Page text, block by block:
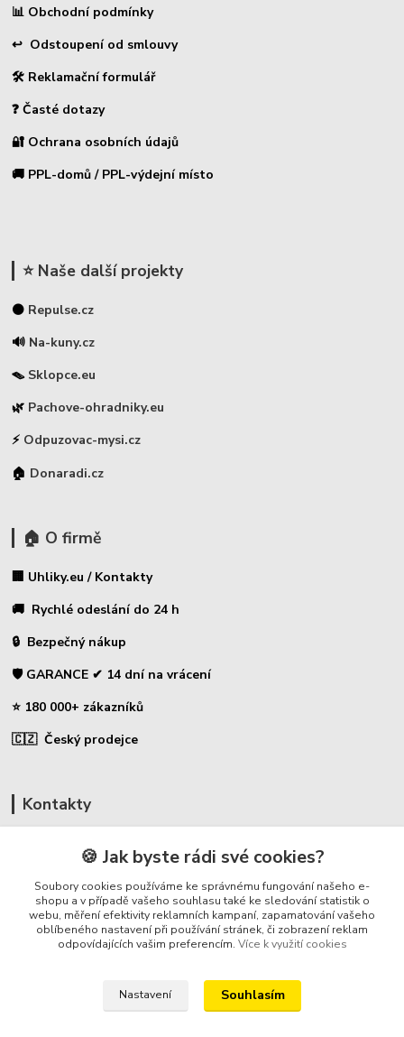
📊 Obchodní podmínky
↩ Odstoupení od smlouvy
🛠 Reklamační formulář
❓ Časté dotazy
🔐 Ochrana osobních údajů
🚚 PPL-domů / PPL-výdejní místo
⭐ Naše další projekty
⚫ Repulse.cz
🔊 Na-kuny.cz
🪤 Sklopce.eu
🌿 Pachove-ohradniky.eu
⚡ Odpuzovac-mysi.cz
🏠 Donaradi.cz
🏠 O firmě
🏢 Uhliky.eu / Kontakty
🚚 Rychlé odeslání do 24 h
🔒 Bezpečný nákup
🛡️ GARANCE ✔ 14 dní na vrácení
⭐ 180 000+ zákazníků
🇨🇿 Český prodejce
Kontakty
🛡️ Zákaznická podpora
📞 728 007 997
⏰ Po-Pá - 7:00 - 13:30
info@repulse.cz
🍪 Jak byste rádi své cookies?
Soubory cookies používáme ke správnému fungování našeho e-
shopu a v případě vašeho souhlasu také ke sledování statistik o
webu, měření efektivity reklamních kampaní, zapamatování vašeho
oblíbeného nastavení při používání stránek, či zobrazení reklam
odpovídajících vašim preferencím. Více k využití cookies
Nastavení Souhlasím